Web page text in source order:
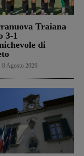
Traiana
3-1
di
8 Agosto 2026